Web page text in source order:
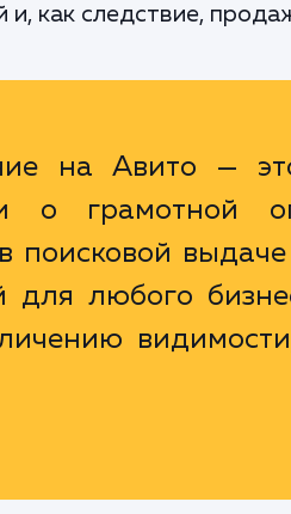
как следствие,
на Авито —
о грамотной
поисковой
для любого